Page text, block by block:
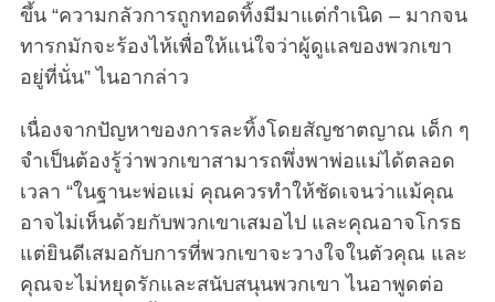
ขึ้น “ความกลัวการถูกทอดทิ้งมีมาแต่กำเนิด – มากจน
ทารกมักจะร้องไห้เพื่อให้แน่ใจว่าผู้ดูแลของพวกเขา
อยู่ที่นั่น” ไนอากล่าว
เนื่องจากปัญหาของการละทิ้งโดยสัญชาตญาณ เด็ก ๆ
จำเป็นต้องรู้ว่าพวกเขาสามารถพึ่งพาพ่อแม่ได้ตลอด
เวลา “ในฐานะพ่อแม่ คุณควรทำให้ชัดเจนว่าแม้คุณ
อาจไม่เห็นด้วยกับพวกเขาเสมอไป และคุณอาจโกรธ
แต่ยินดีเสมอกับการที่พวกเขาจะวางใจในตัวคุณ และ
คุณจะไม่หยุดรักและสนับสนุนพวกเขา ไนอาพูดต่อ